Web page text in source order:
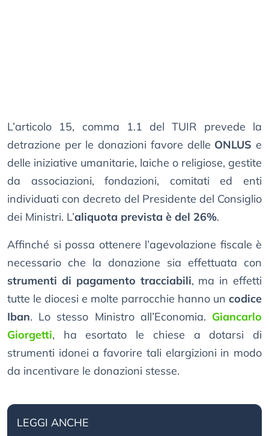
L’articolo 15, comma 1.1 del TUIR prevede la
detrazione per le donazioni favore delle ONLUS e
delle iniziative umanitarie, laiche o religiose, gestite
da associazioni, fondazioni, comitati ed enti
individuati con decreto del Presidente del Consiglio
dei Ministri. L’aliquota prevista è del 26%.
Affinché si possa ottenere l’agevolazione fiscale è
necessario che la donazione sia effettuata con
strumenti di pagamento tracciabili, ma in effetti
tutte le diocesi e molte parrocchie hanno un codice
Iban. Lo stesso Ministro all’Economia. Giancarlo
Giorgetti, ha esortato le chiese a dotarsi di
strumenti idonei a favorire tali elargizioni in modo
da incentivare le donazioni stesse.
LEGGI ANCHE